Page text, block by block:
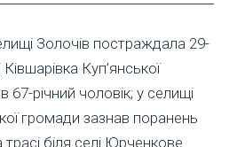
Золочів постраждала 29-
Куп’янської
річний чоловік; у селищі
громади зазнав поранень
трасі біля селі Юрченкове